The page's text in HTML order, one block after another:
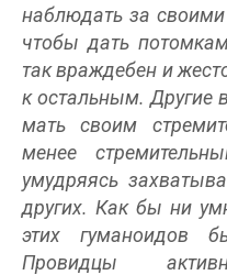
наблюдать за
чтобы дать
так враждебен и
к остальным. Другие
мать своим
менее
умудряясь
других. Как бы ни
этих гуманоидов
Провидцы